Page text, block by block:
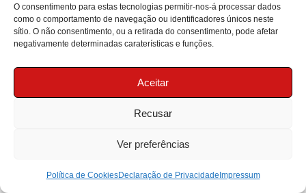
O consentimento para estas tecnologias permitir-nos-á processar dados
como o comportamento de navegação ou identificadores únicos neste
sítio. O não consentimento, ou a retirada do consentimento, pode afetar
negativamente determinadas caraterísticas e funções.
Aceitar
Recusar
Ver preferências
Política de CookiesDeclaração de Privacidade Impressum